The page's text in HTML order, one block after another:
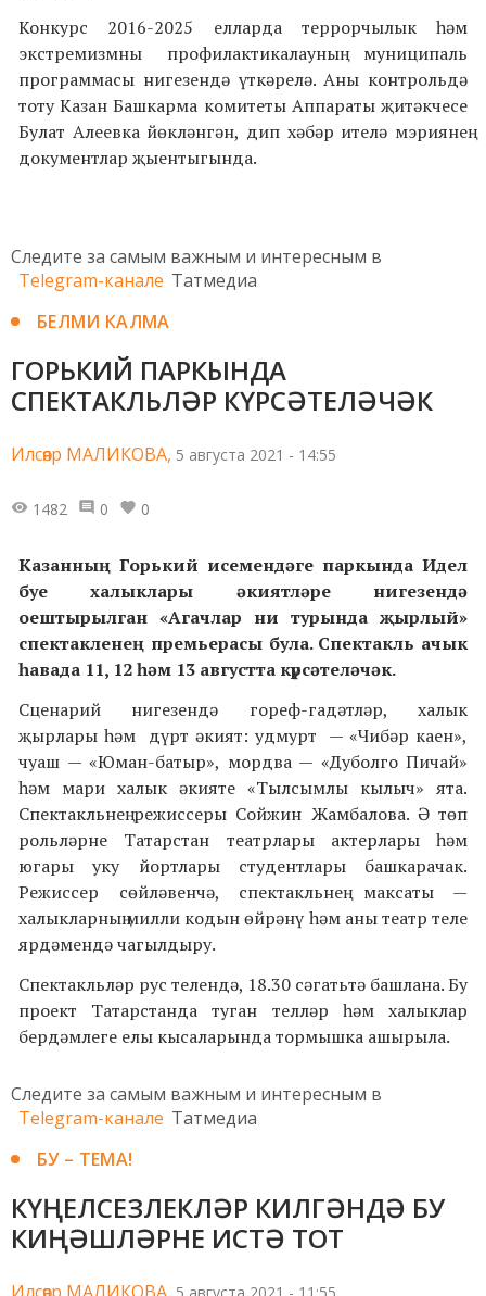
Конкурс 2016-2025 елларда террорчылык һәм
экстремизмны профилактикалауның муниципаль
программасы нигезендә үткәрелә. Аны контрольдә
тоту Казан Башкарма комитеты Аппараты җитәкчесе
Булат Алеевка йөкләнгән, дип хәбәр ителә мэриянең
документлар җыентыгында.
Следите за самым важным и интересным в
Telegram-канале Татмедиа
БЕЛМИ КАЛМА
ГОРЬКИЙ ПАРКЫНДА
СПЕКТАКЛЬЛӘР КҮРСӘТЕЛӘЧӘК
Илсөяр МАЛИКОВА, 5 августа 2021 - 14:55
1482 0 0
Казанның Горький исемендәге паркында Идел
буе халыклары әкиятләре нигезендә
оештырылган «Агачлар ни турында җырлый»
спектакленең премьерасы була. Спектакль ачык
һавада 11, 12 һәм 13 августта күрсәтеләчәк.
Сценарий нигезендә гореф-гадәтләр, халык
җырлары һәм дүрт әкият: удмурт — «Чибәр каен»,
чуаш — «Юман-батыр», мордва — «Дуболго Пичай»
һәм мари халык әкияте «Тылсымлы кылыч» ята.
Спектакльнең режиссеры Сойжин Жамбалова. Ә төп
рольләрне Татарстан театрлары актерлары һәм
югары уку йортлары студентлары башкарачак.
Режиссер сөйләвенчә, спектакльнең максаты —
халыкларның милли кодын өйрәнү һәм аны театр теле
ярдәмендә чагылдыру.
Спектакльләр рус телендә, 18.30 сәгатьтә башлана. Бу
проект Татарстанда туган телләр һәм халыклар
бердәмлеге елы кысаларында тормышка ашырыла.
Следите за самым важным и интересным в
Telegram-канале Татмедиа
БУ – ТЕМА!
КҮҢЕЛСЕЗЛЕКЛӘР КИЛГӘНДӘ БУ
КИҢӘШЛӘРНЕ ИСТӘ ТОТ